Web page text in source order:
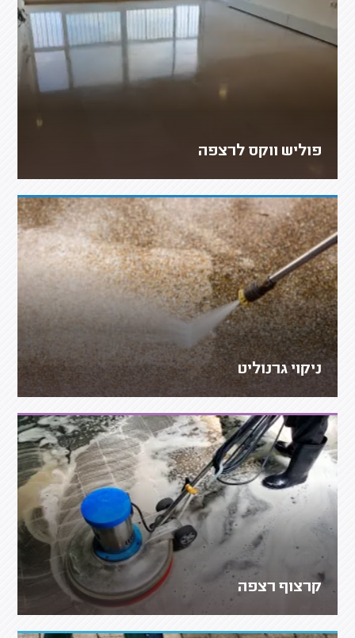
פוליש ווקס לרצפה
ניקוי גרנוליט
קרצוף רצפה